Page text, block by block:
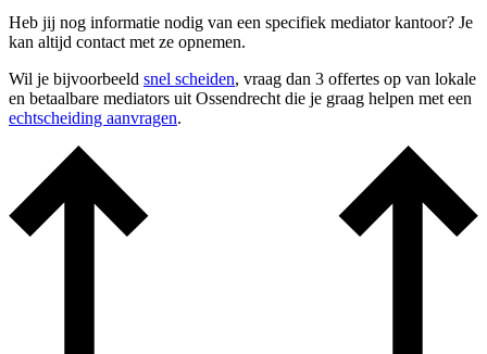
Heb jij nog informatie nodig van een specifiek mediator kantoor? Je
kan altijd contact met ze opnemen.
Wil je bijvoorbeeld snel scheiden, vraag dan 3 offertes op van lokale
en betaalbare mediators uit Ossendrecht die je graag helpen met een
echtscheiding aanvragen.